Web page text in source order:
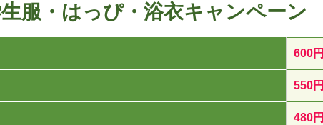
服・はっぴ・浴衣キャンペーン
600円
550円
480円